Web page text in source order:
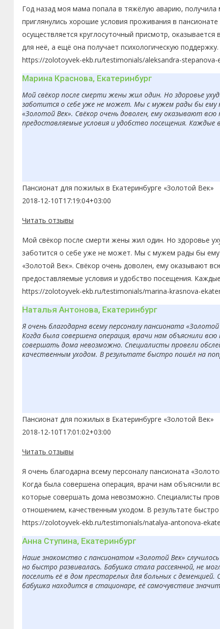
Год назад моя мама попала в тяжёлую аварию,
приглянулись хорошие условия проживания в
осуществляется круглосуточный присмотр,
для неё, а ещё она получает психологическую
https://zolotoyvek-ekb.ru/testimonials/aleksandra-stepanova-
Марина Краснова, Екатеринбург
Мой свёкор после смерти жены жил один. Но здоровье
заботится о себе уже не может. Мы с мужем рады бы ему
«Золотой Век». Свёкор очень доволен, ему оказывают
предоставляемые условия и удобство посещения.
Пансионат для пожилых в Екатеринбурге «Золотой Век»
2018-12-10T17:19:04+03:00
Читать отзывы
Мой свёкор после смерти жены жил один. Но здоровье
заботится о себе уже не может. Мы с мужем рады бы ему
«Золотой Век». Свёкор очень доволен, ему оказывают
предоставляемые условия и удобство посещения.
https://zolotoyvek-ekb.ru/testimonials/marina-krasnova-
Наталья Антонова, Екатеринбург
Я очень благодарна всему персоналу пансионата
Когда была совершена операция, врачи нам объяснили
совершать дома невозможно. Специалисты провели
качественным уходом. В результате быстро пошёл на
Пансионат для пожилых в Екатеринбурге «Золотой Век»
2018-12-10T17:01:02+03:00
Читать отзывы
Я очень благодарна всему персоналу пансионата
Когда была совершена операция, врачи нам объяснили
которые совершать дома невозможно. Специалисты
отношением, качественным уходом. В результате
https://zolotoyvek-ekb.ru/testimonials/natalya-antonova-
Анна Ступина, Екатеринбург
Наше знакомство с пансионатом «Золотой Век»
но быстро развивалась. Бабушка стала рассеянной, не
поселить её в дом престарелых для больных с деменцией.
бабушка находится в стационаре, её самочувствие